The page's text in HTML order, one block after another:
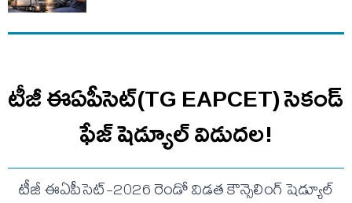
టీజీ ఈఏపీసెట్(TG EAPCET) సెకండ్
ఫేజ్ షెడ్యూల్ విడుదల!
టీజీ ఈఏపీసెట్-2026 రెండో విడత కౌన్సెలింగ్ షెడ్యూల్